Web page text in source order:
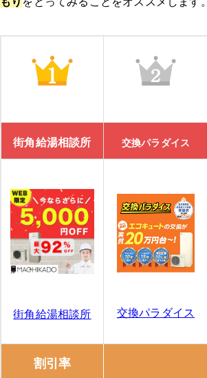
街角給湯相談所 交換パラダイス
街角給湯相談所 交換パラダイス
割引率